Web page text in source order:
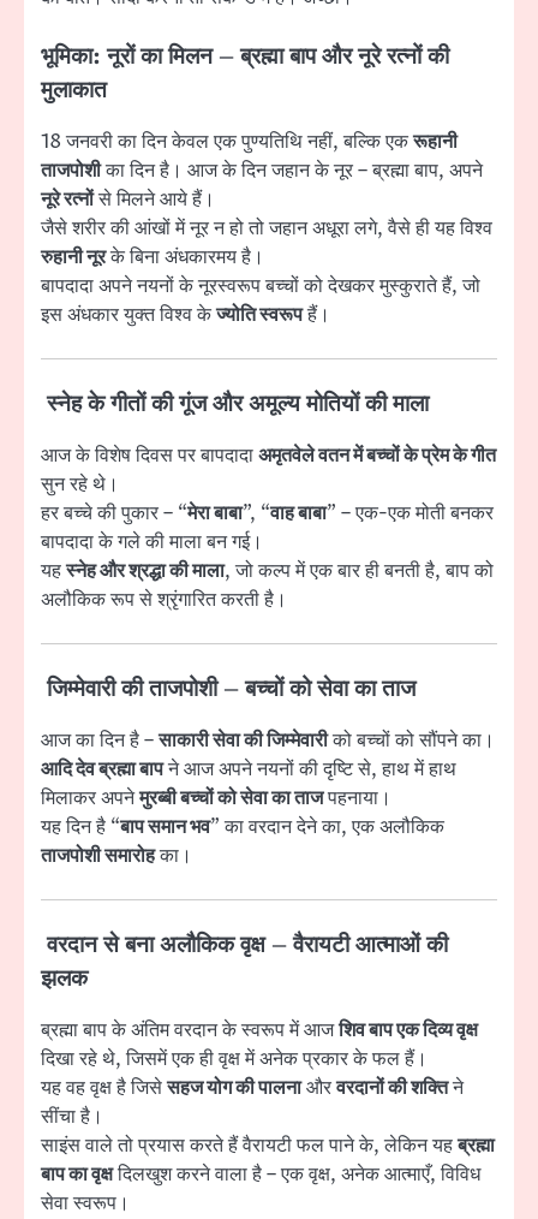
भूमिका: नूरों का मिलन – ब्रह्मा बाप और नूरे रत्नों की
मुलाकात
18 जनवरी का दिन केवल एक पुण्यतिथि नहीं, बल्कि एकरूहानी
ताजपोशीका दिन है। आज के दिन जहान के नूर – ब्रह्मा बाप, अपने
नूरे रत्नोंसे मिलने आये हैं।
जैसे शरीर की आंखों में नूर न हो तो जहान अधूरा लगे, वैसे ही यह विश्व
रुहानी नूरके बिना अंधकारमय है।
बापदादा अपने नयनों के नूरस्वरूप बच्चों को देखकर मुस्कुराते हैं, जो
इस अंधकार युक्त विश्व केज्योति स्वरूपहैं।
स्नेह के गीतों की गूंज और अमूल्य मोतियों की माला
आज के विशेष दिवस पर बापदादाअमृतवेले वतन में बच्चों के प्रेम के गीत
सुन रहे थे।
हर बच्चे की पुकार – “मेरा बाबा”, “वाह बाबा” – एक-एक मोती बनकर
बापदादा के गले की माला बन गई।
यहस्नेह और श्रद्धा की माला, जो कल्प में एक बार ही बनती है, बाप को
अलौकिक रूप से श्रृंगारित करती है।
जिम्मेवारी की ताजपोशी – बच्चों को सेवा का ताज
आज का दिन है –साकारी सेवा की जिम्मेवारीको बच्चों को सौंपने का।
आदि देव ब्रह्मा बापने आज अपने नयनों की दृष्टि से, हाथ में हाथ
मिलाकर अपनेमुरब्बी बच्चों को सेवा का ताजपहनाया।
यह दिन है “बाप समान भव” का वरदान देने का, एक अलौकिक
ताजपोशी समारोहका।
वरदान से बना अलौकिक वृक्ष – वैरायटी आत्माओं की
झलक
ब्रह्मा बाप के अंतिम वरदान के स्वरूप में आजशिव बाप एक दिव्य वृक्ष
दिखा रहे थे, जिसमें एक ही वृक्ष में अनेक प्रकार के फल हैं।
यह वह वृक्ष है जिसेसहज योग की पालनाऔरवरदानों की शक्तिने
सींचा है।
साइंस वाले तो प्रयास करते हैं वैरायटी फल पाने के, लेकिन यहब्रह्मा
बाप का वृक्षदिलखुश करने वाला है – एक वृक्ष, अनेक आत्माएँ, विविध
सेवा स्वरूप।